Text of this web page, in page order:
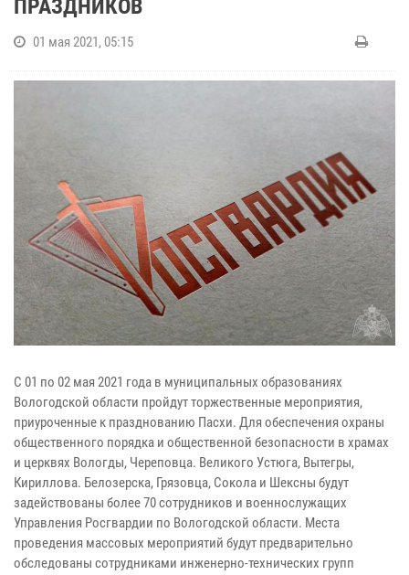
ПРАЗДНИКОВ
01 мая 2021, 05:15
С 01 по 02 мая 2021 года в муниципальных образованиях
Вологодской области пройдут торжественные мероприятия,
приуроченные к празднованию Пасхи. Для обеспечения охраны
общественного порядка и общественной безопасности в храмах
и церквях Вологды, Череповца. Великого Устюга, Вытегры,
Кириллова. Белозерска, Грязовца, Сокола и Шексны будут
задействованы более 70 сотрудников и военнослужащих
Управления Росгвардии по Вологодской области. Места
проведения массовых мероприятий будут предварительно
обследованы сотрудниками инженерно-технических групп